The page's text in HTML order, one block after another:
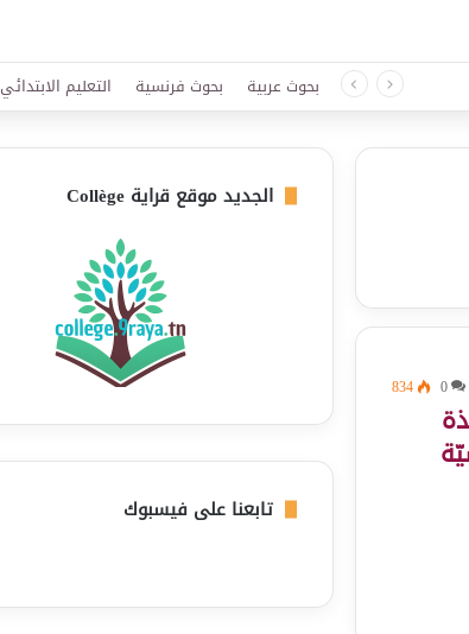
بحوث عربية بحوث فرنسية التعليم الابتدائي
0
834
الجديد موقع قراية Collège
تابعنا على فيسبوك